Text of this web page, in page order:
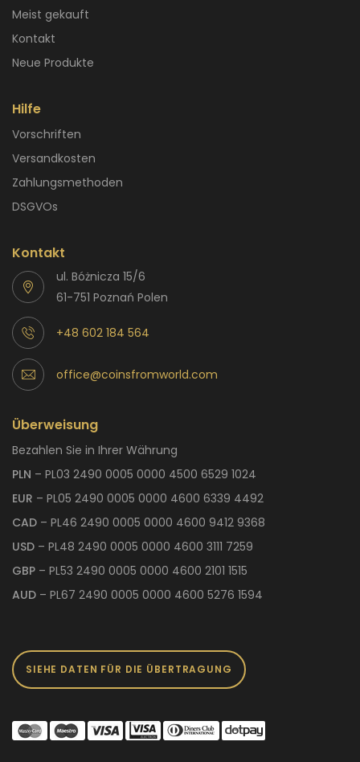
Meist gekauft
Kontakt
Neue Produkte
Hilfe
Vorschriften
Versandkosten
Zahlungsmethoden
DSGVOs
Kontakt
ul. Bóżnicza 15/6
61-751 Poznań Polen
+48 602 184 564
office@coinsfromworld.com
Überweisung
Bezahlen Sie in Ihrer Währung
PLN – PL03 2490 0005 0000 4500 6529 1024
EUR – PL05 2490 0005 0000 4600 6339 4492
CAD – PL46 2490 0005 0000 4600 9412 9368
USD – PL48 2490 0005 0000 4600 3111 7259
GBP – PL53 2490 0005 0000 4600 2101 1515
AUD – PL67 2490 0005 0000 4600 5276 1594
SIEHE DATEN FÜR DIE ÜBERTRAGUNG